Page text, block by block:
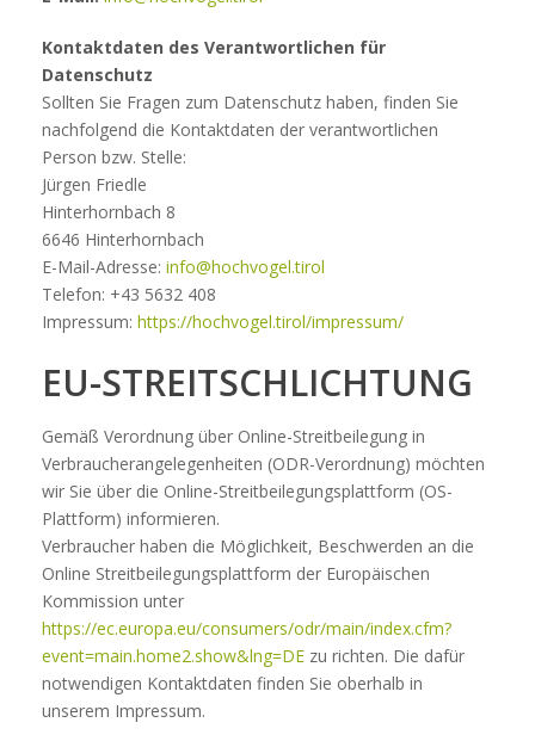
Kontaktdaten des Verantwortlichen für
Datenschutz
Sollten Sie Fragen zum Datenschutz haben, finden Sie
nachfolgend die Kontaktdaten der verantwortlichen
Person bzw. Stelle:
Jürgen Friedle
Hinterhornbach 8
6646 Hinterhornbach
E-Mail-Adresse: info@hochvogel.tirol
Telefon: +43 5632 408
Impressum: https://hochvogel.tirol/impressum/
EU-STREITSCHLICHTUNG
Gemäß Verordnung über Online-Streitbeilegung in
Verbraucherangelegenheiten (ODR-Verordnung) möchten
wir Sie über die Online-Streitbeilegungsplattform (OS-
Plattform) informieren.
Verbraucher haben die Möglichkeit, Beschwerden an die
Online Streitbeilegungsplattform der Europäischen
Kommission unter
https://ec.europa.eu/consumers/odr/main/index.cfm?
event=main.home2.show&lng=DE zu richten. Die dafür
notwendigen Kontaktdaten finden Sie oberhalb in
unserem Impressum.